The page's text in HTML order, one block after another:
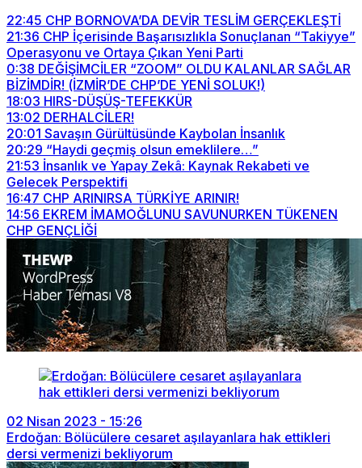
22:45 CHP BORNOVA’DA DEVİR TESLİM GERÇEKLEŞTİ
21:36 CHP İçerisinde Başarısızlıkla Sonuçlanan “Takiyye”
Operasyonu ve Ortaya Çıkan Yeni Parti
0:38 DEĞİŞİMCİLER “ZOOM” OLDU KALANLAR SAĞLAR
BİZİMDİR! (İZMİR’DE CHP’DE YENİ SOLUK!)
18:03 HIRS-DÜŞÜŞ-TEFEKKÜR
13:02 DERHALCİLER!
20:01 Savaşın Gürültüsünde Kaybolan İnsanlık
20:29 “Haydi geçmiş olsun emeklilere…”
21:53 İnsanlık ve Yapay Zekâ: Kaynak Rekabeti ve
Gelecek Perspektifi
16:47 CHP ARINIRSA TÜRKİYE ARINIR!
14:56 EKREM İMAMOĞLUNU SAVUNURKEN TÜKENEN
CHP GENÇLİĞİ
02 Nisan 2023 - 15:26
Erdoğan: Bölücülere cesaret aşılayanlara hak ettikleri
dersi vermenizi bekliyorum